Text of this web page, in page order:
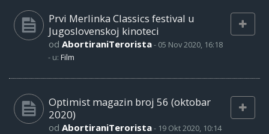
Prvi Merlinka Classics festival u
Jugoslovenskoj kinoteci
od AbortiraniTerorista- 05 Nov 2020, 16:18
- u: Film
Optimist magazin broj 56 (oktobar
2020)
od AbortiraniTerorista- 19 Okt 2020, 10:14